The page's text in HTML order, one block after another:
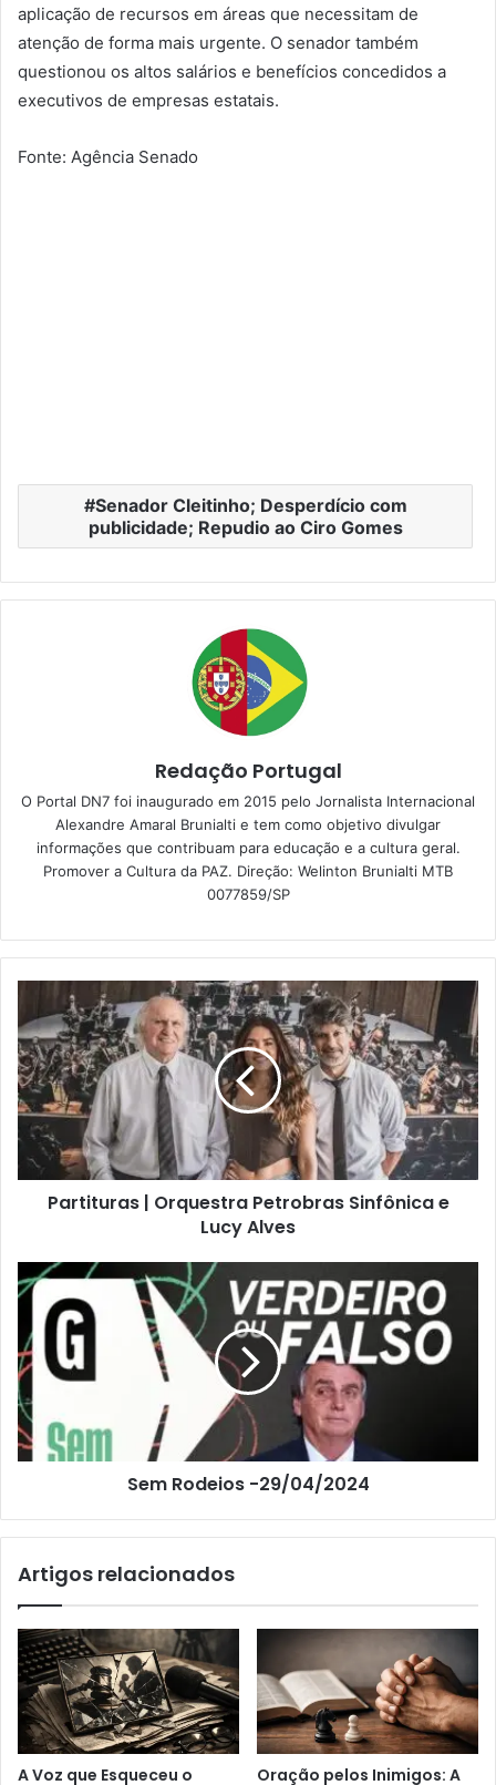
aplicação de recursos em áreas que necessitam de
atenção de forma mais urgente. O senador também
questionou os altos salários e benefícios concedidos a
executivos de empresas estatais.
Fonte: Agência Senado
Senador Cleitinho; Desperdício com
publicidade; Repudio ao Ciro Gomes
Redação Portugal
O Portal DN7 foi inaugurado em 2015 pelo Jornalista Internacional
Alexandre Amaral Brunialti e tem como objetivo divulgar
informações que contribuam para educação e a cultura geral.
Promover a Cultura da PAZ. Direção: Welinton Brunialti MTB
0077859/SP
Partituras | Orquestra Petrobras Sinfônica e
Lucy Alves
Sem Rodeios -29/04/2024
Artigos relacionados
A Voz que Esqueceu o
Oração pelos Inimigos: A